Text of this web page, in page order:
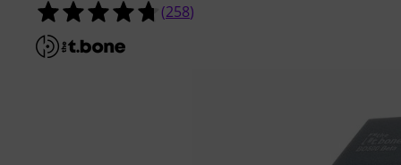
4.7 von 5 Sternen aus 258
(258)